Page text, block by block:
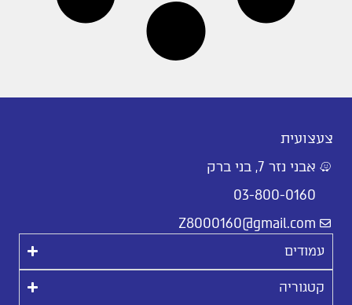
צעצועית
אבני נזר 7, בני ברק
03-800-0160
Z8000160@gmail.com
עמודים
קטגוריה